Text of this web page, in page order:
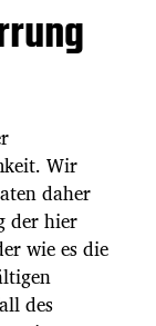
Wir
daher
der hier
wie es die
des